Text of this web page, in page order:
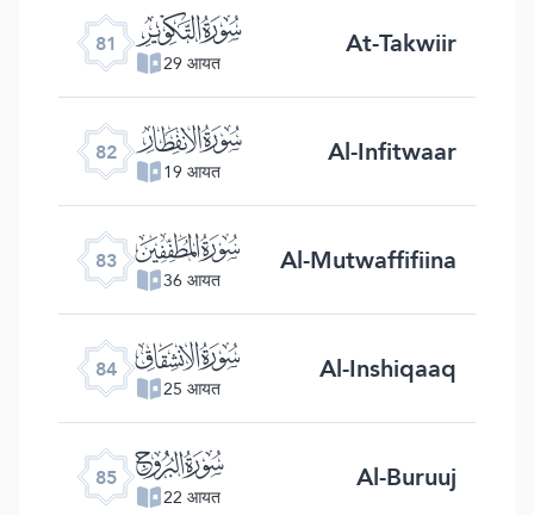
81 ﯾ
29 आयत At-Takwiir
82 ﯿ
19 आयत Al-Infitwaar
83 ﰀ
36 आयत Al-Mutwaffifiina
84 ﰁ
25 आयत Al-Inshiqaaq
85 ﰂ
22 आयत Al-Buruuj